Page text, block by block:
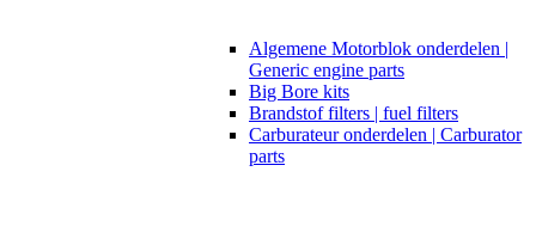
Algemene Motorblok onderdelen |
Generic engine parts
Big Bore kits
Brandstof filters | fuel filters
Carburateur onderdelen | Carburator
parts